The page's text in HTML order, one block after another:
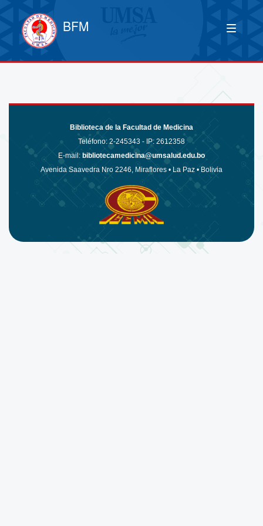
BFM
Biblioteca de la Facultad de Medicina
Teléfono: 2-245343 - IP: 2612358
E-mail: bibliotecamedicina@umsalud.edu.bo
Avenida Saavedra Nro 2246, Miraflores • La Paz • Bolivia